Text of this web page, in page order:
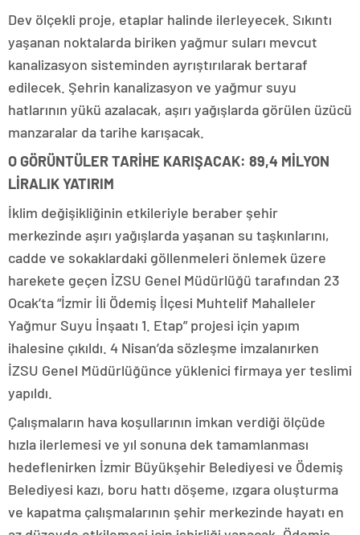
Dev ölçekli proje, etaplar halinde ilerleyecek. Sıkıntı
yaşanan noktalarda biriken yağmur suları mevcut
kanalizasyon sisteminden ayrıştırılarak bertaraf
edilecek. Şehrin kanalizasyon ve yağmur suyu
hatlarının yükü azalacak, aşırı yağışlarda görülen üzücü
manzaralar da tarihe karışacak.
O GÖRÜNTÜLER TARİHE KARIŞACAK: 89,4 MİLYON
LİRALIK YATIRIM
İklim değişikliğinin etkileriyle beraber şehir
merkezinde aşırı yağışlarda yaşanan su taşkınlarını,
cadde ve sokaklardaki göllenmeleri önlemek üzere
harekete geçen İZSU Genel Müdürlüğü tarafından 23
Ocak’ta “İzmir İli Ödemiş İlçesi Muhtelif Mahalleler
Yağmur Suyu İnşaatı 1. Etap” projesi için yapım
ihalesine çıkıldı. 4 Nisan’da sözleşme imzalanırken
İZSU Genel Müdürlüğünce yüklenici firmaya yer teslimi
yapıldı.
Çalışmaların hava koşullarının imkan verdiği ölçüde
hızla ilerlemesi ve yıl sonuna dek tamamlanması
hedeflenirken İzmir Büyükşehir Belediyesi ve Ödemiş
Belediyesi kazı, boru hattı döşeme, ızgara oluşturma
ve kapatma çalışmalarının şehir merkezinde hayatı en